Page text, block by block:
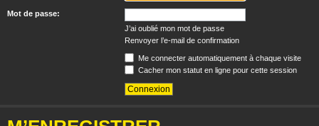
Mot de passe:
J’ai oublié mon mot de passe
Renvoyer l’e-mail de confirmation
Me connecter automatiquement à chaque visite
Cacher mon statut en ligne pour cette session